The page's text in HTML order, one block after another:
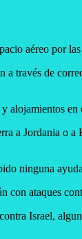
aéreo por
través de
a Jordania o
ninguna
ataques
Israel,